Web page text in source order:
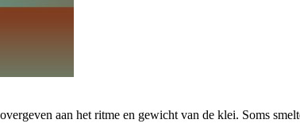
aan het ritme en gewicht van de klei. Soms